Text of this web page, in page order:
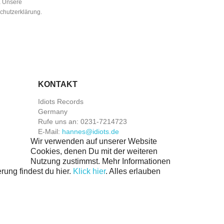
Unsere
KONTAKT
Idiots Records
Germany
Rufe uns an: 0231-7214723
E-Mail: hannes@idiots.de
Wir verwenden auf unserer Website
Cookies, denen Du mit der weiteren
Nutzung zustimmst. Mehr Informationen
findest du hier. Klick hier. Alles erlauben